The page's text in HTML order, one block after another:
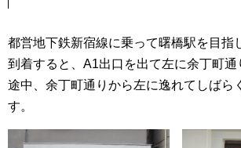
都営地下鉄新宿線に乗って曙橋駅を目指
到着すると、A1出口を出て左に余丁町通
途中、余丁町通りから左に逸れてしばら
す。